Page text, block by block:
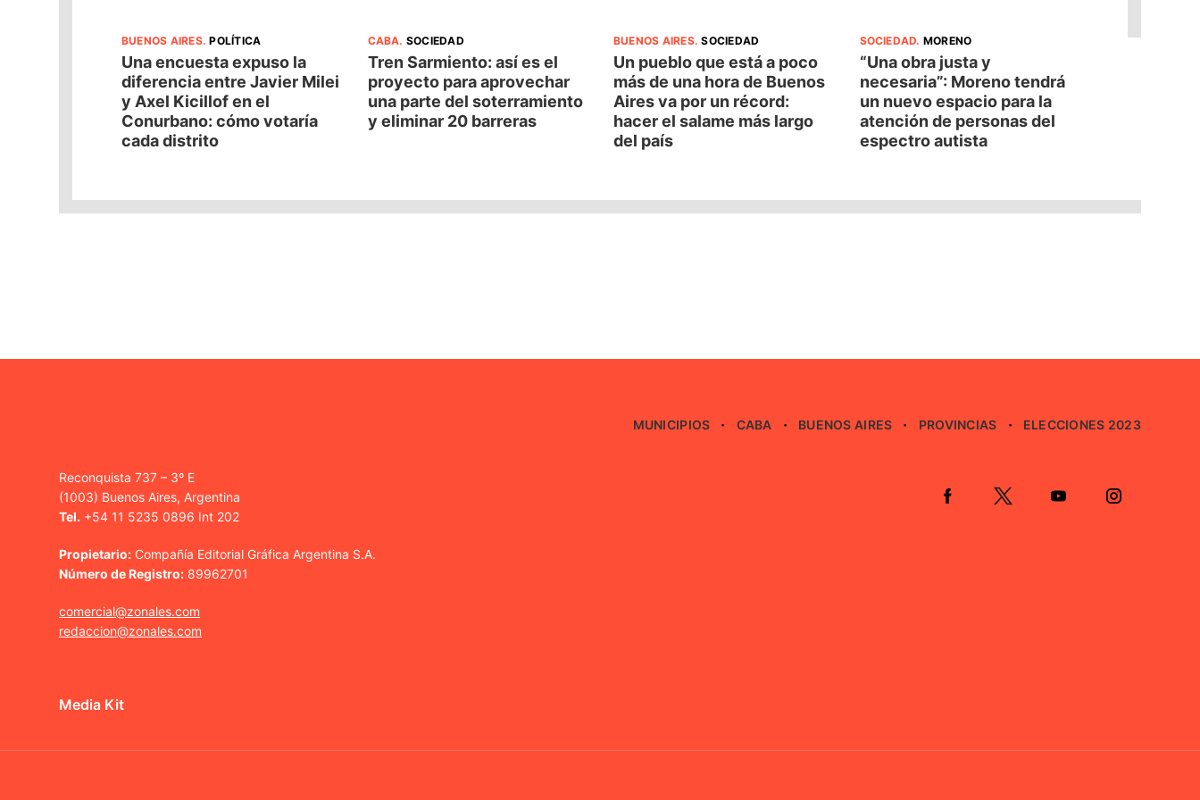
BUENOS AIRES.POLÍTICA
Una encuesta expuso la
diferencia entre Javier Milei
y Axel Kicillof en el
Conurbano: cómo votaría
cada distrito
CABA. SOCIEDAD
Tren Sarmiento: así es el
proyecto para aprovechar
una parte del soterramiento
y eliminar 20 barreras
BUENOS AIRES.SOCIEDAD
Un pueblo que está a poco
más de una hora de Buenos
Aires va por un récord:
hacer el salame más largo
del país
SOCIEDAD. MORENO
“Una obra justa y
necesaria”: Moreno tendrá
un nuevo espacio para la
atención de personas del
espectro autista
MUNICIPIOS CABA BUENOS AIRES PROVINCIAS ELECCIONES 2023
Reconquista 737 – 3º E
(1003) Buenos Aires, Argentina
Tel. +54 11 5235 0896 Int 202
Propietario: Compañía Editorial Gráfica Argentina S.A.
Número de Registro: 89962701
comercial@zonales.com
redaccion@zonales.com
Media Kit